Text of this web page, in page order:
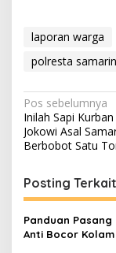
laporan warga
polresta
Navigasi
pos
Pos sebelumnya
Inilah Sapi
Jokowi Asal
Berbobot Satu
Posting Terkait
Panduan Pasang
Anti Bocor Kolam